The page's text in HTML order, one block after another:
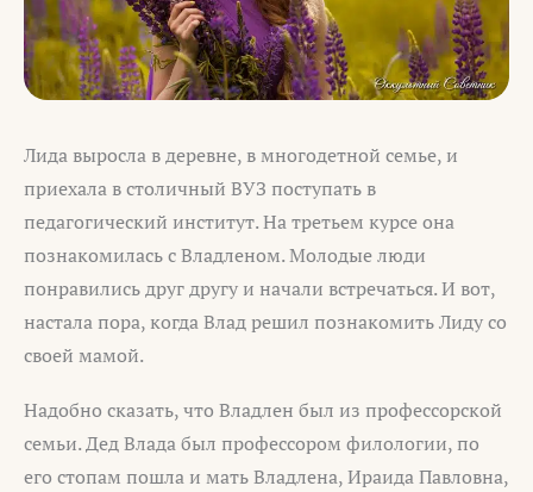
Лида выросла в деревне, в многодетной семье, и
приехала в столичный ВУЗ поступать в
педагогический институт. На третьем курсе она
познакомилась с Владленом. Молодые люди
понравились друг другу и начали встречаться. И вот,
настала пора, когда Влад решил познакомить Лиду со
своей мамой.
Надобно сказать, что Владлен был из профессорской
семьи. Дед Влада был профессором филологии, по
его стопам пошла и мать Владлена, Ираида Павловна,